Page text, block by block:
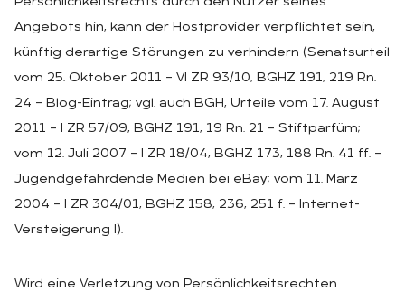
Angebots hin, kann der Hostprovider verpflichtet sein,
künftig derartige Störungen zu verhindern (Senatsurteil
vom 25. Oktober 2011 – VI ZR 93/10, BGHZ 191, 219 Rn.
24 – Blog-Eintrag; vgl. auch BGH, Urteile vom 17. August
2011 – I ZR 57/09, BGHZ 191, 19 Rn. 21 – Stiftparfüm;
vom 12. Juli 2007 – I ZR 18/04, BGHZ 173, 188 Rn. 41 ff. –
Jugendgefährdende Medien bei eBay; vom 11. März
2004 – I ZR 304/01, BGHZ 158, 236, 251 f. – Internet-
Versteigerung I).
Wird eine Verletzung von Persönlichkeitsrechten